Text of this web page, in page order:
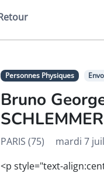
Personnes Physiques
Bruno
SCHLEMMER
PARIS (75)
mardi 7
<p style="text-